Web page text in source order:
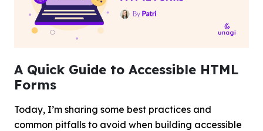
A Quick Guide to Accessible HTML
Forms
Today, I’m sharing some best practices and
common pitfalls to avoid when building accessible